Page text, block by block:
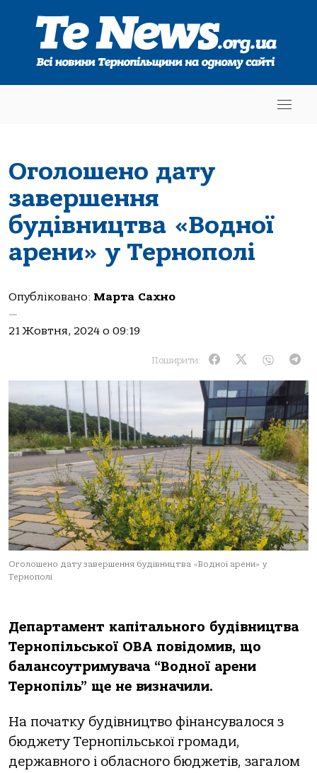
Оголошено дату
завершення
будівництва «Водної
арени» у Тернополі
Опубліковано: Марта Сахно
—
21 Жовтня, 2024 о 09:19
Поширити:
Оголошено дату завершення будівництва «Водної арени» у
Тернополі
Департамент капітального будівництва
Тернопільської ОВА повідомив, що
балансоутримувача “Водної арени
Тернопіль” ще не визначили.
На початку будівництво фінансувалося з
бюджету Тернопільської громади,
державного і обласного бюджетів, загалом